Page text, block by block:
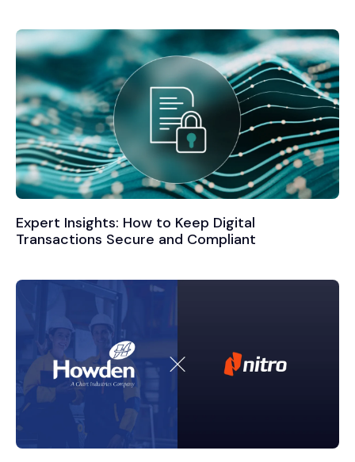
Expert Insights: How to Keep Digital
Transactions Secure and Compliant